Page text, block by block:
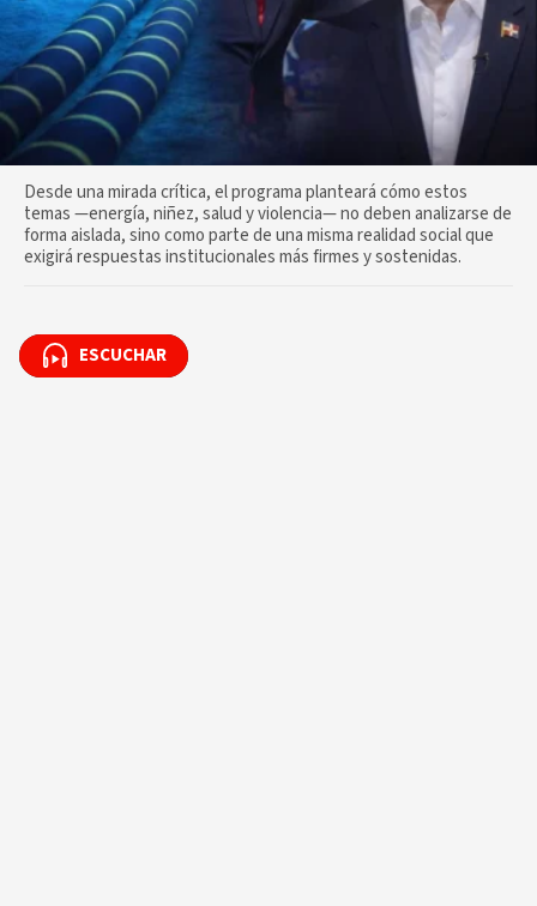
Desde una mirada crítica, el programa planteará cómo estos
temas —energía, niñez, salud y violencia— no deben analizarse de
forma aislada, sino como parte de una misma realidad social que
exigirá respuestas institucionales más firmes y sostenidas.
ESCUCHAR
ESCUCHAR